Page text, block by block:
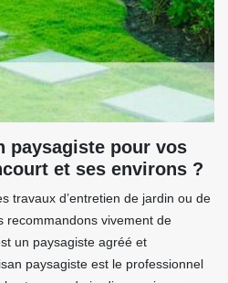
paysagiste pour vos
et ses environs ?
travaux d’entretien de jardin ou de
recommandons vivement de
un paysagiste agréé et
paysagiste est le professionnel